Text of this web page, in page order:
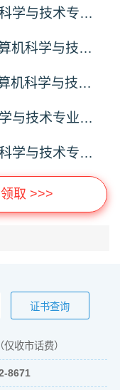
2022年福建师范大学计算机科学与技术专业报录比
2022年西安电子科技大学计算机科学与技术专业报录比
2022年西安电子科技大学计算机科学与技术学院计算机科学与技术专业报录比
2022年内蒙古大学计算机科学与技术专业报录比
2022年南京农业大学计算机科学与技术专业报录比
取 >>>
证书查询
（仅收市话费）
8671